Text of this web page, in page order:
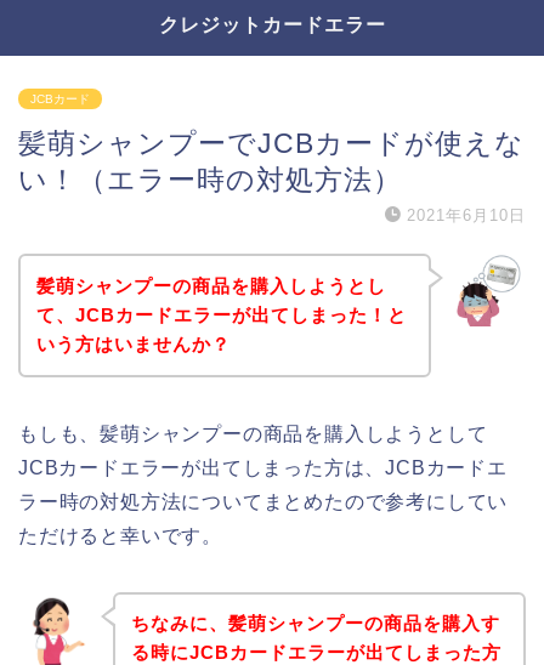
クレジットカードエラー
JCBカード
髪萌シャンプーでJCBカードが使えな
い！（エラー時の対処方法）
2021年6月10日
髪萌シャンプーの商品を購入しようとし
て、JCBカードエラーが出てしまった！と
いう方はいませんか？
もしも、髪萌シャンプーの商品を購入しようとして
JCBカードエラーが出てしまった方は、JCBカードエ
ラー時の対処方法についてまとめたので参考にしてい
ただけると幸いです。
ちなみに、髪萌シャンプーの商品を購入す
る時にJCBカードエラーが出てしまった方